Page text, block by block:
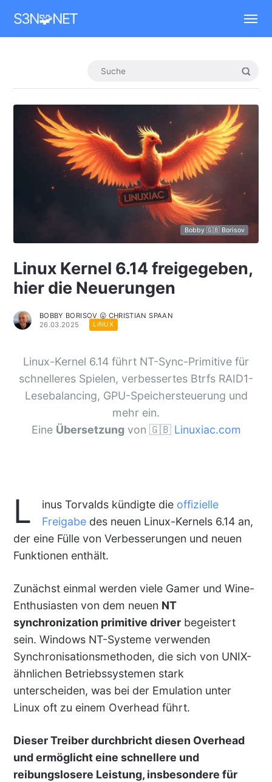
S3N🧩NET
Bobby 🇬🇧 Borisov
Linux Kernel 6.14 freigegeben,
hier die Neuerungen
BOBBY BORISOV 😛 CHRISTIAN SPAAN
26.03.2025
LINUX
Linux-Kernel 6.14 führt NT-Sync-Primitive für
schnelleres Spielen, verbessertes Btrfs RAID1-
Lesebalancing, GPU-Speichersteuerung und
mehr ein.
Eine Übersetzungvon 🇬🇧 Linuxiac.com
L inus Torvalds kündigte die offizielle
Freigabedes neuen Linux-Kernels 6.14 an,
der eine Fülle von Verbesserungen und neuen
Funktionen enthält.
Zunächst einmal werden viele Gamer und Wine-
Enthusiasten von dem neuen NT
synchronization primitive driverbegeistert
sein. Windows NT-Systeme verwenden
Synchronisationsmethoden, die sich von UNIX-
ähnlichen Betriebssystemen stark
unterscheiden, was bei der Emulation unter
Linux oft zu einem Overhead führt.
Dieser Treiber durchbricht diesen Overhead
und ermöglicht eine schnellere und
reibungslosere Leistung, insbesondere für